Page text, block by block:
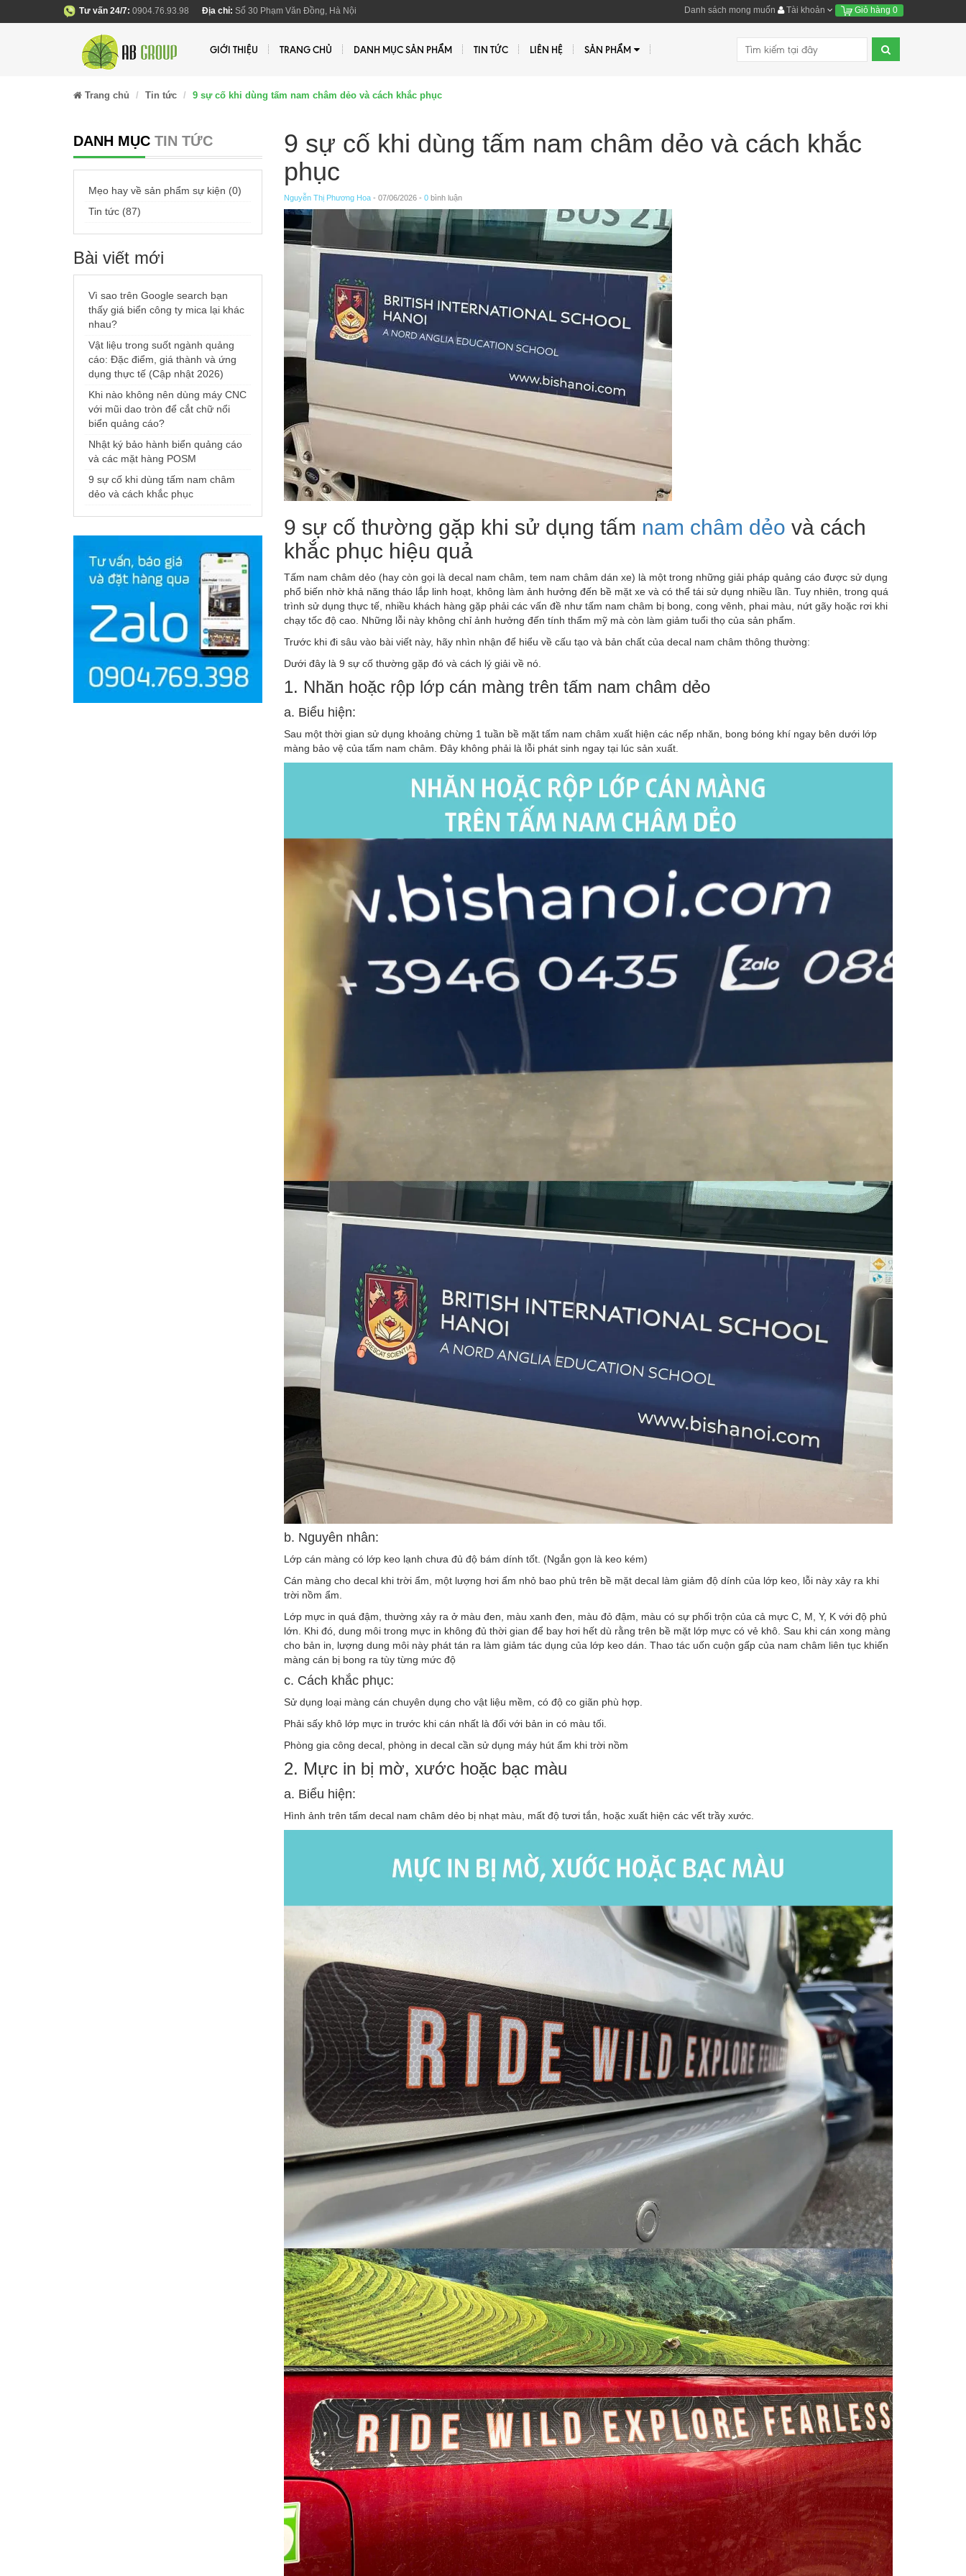
Tư vấn 24/7: 0904.76.93.98 Địa chỉ: Số 30 Phạm Văn Đồng, Hà Nội Danh sách mong muốn Tài khoản Giỏ hàng 0
GIỚI THIỆU TRANG CHỦ DANH MỤC SẢN PHẨM TIN TỨC LIÊN HỆ SẢN PHẨM
Trang chủ Tin tức 9 sự cố khi dùng tấm nam châm dẻo và cách khắc phục
DANH MỤC TIN TỨC
Mẹo hay về sản phẩm sự kiện (0)
Tin tức (87)
Bài viết mới
Vì sao trên Google search bạn
thấy giá biển công ty mica lại khác
nhau?
Vật liệu trong suốt ngành quảng
cáo: Đặc điểm, giá thành và ứng
dụng thực tế (Cập nhật 2026)
Khi nào không nên dùng máy CNC
với mũi dao tròn để cắt chữ nổi
biển quảng cáo?
Nhật ký bảo hành biển quảng cáo
và các mặt hàng POSM
9 sự cố khi dùng tấm nam châm
dẻo và cách khắc phục
9 sự cố khi dùng tấm nam châm dẻo và cách khắc
phục
Nguyễn Thị Phương Hoa- 07/06/2026 - 0bình luận
9 sự cố thường gặp khi sử dụng tấm nam châm dẻo và cách
khắc phục hiệu quả
Tấm nam châm dẻo (hay còn gọi là decal nam châm, tem nam châm dán xe) là một trong những giải pháp quảng cáo được sử dụng
phổ biến nhờ khả năng tháo lắp linh hoạt, không làm ảnh hưởng đến bề mặt xe và có thể tái sử dụng nhiều lần. Tuy nhiên, trong quá
trình sử dụng thực tế, nhiều khách hàng gặp phải các vấn đề như tấm nam châm bị bong, cong vênh, phai màu, nứt gãy hoặc rơi khi
chạy tốc độ cao. Những lỗi này không chỉ ảnh hưởng đến tính thẩm mỹ mà còn làm giảm tuổi thọ của sản phẩm.
Trước khi đi sâu vào bài viết này, hãy nhìn nhận để hiểu về cấu tạo và bản chất của decal nam châm thông thường:
Dưới đây là 9 sự cố thường gặp đó và cách lý giải về nó.
1. Nhăn hoặc rộp lớp cán màng trên tấm nam châm dẻo
a. Biểu hiện:
Sau một thời gian sử dụng khoảng chừng 1 tuần bề mặt tấm nam châm xuất hiện các nếp nhăn, bong bóng khí ngay bên dưới lớp
màng bảo vệ của tấm nam châm. Đây không phải là lỗi phát sinh ngay tại lúc sản xuất.
b. Nguyên nhân:
Lớp cán màng có lớp keo lạnh chưa đủ độ bám dính tốt. (Ngắn gọn là keo kém)
Cán màng cho decal khi trời ẩm, một lượng hơi ẩm nhỏ bao phủ trên bề mặt decal làm giảm độ dính của lớp keo, lỗi này xảy ra khi
trời nồm ẩm.
Lớp mực in quá đậm, thường xảy ra ở màu đen, màu xanh đen, màu đỏ đậm, màu có sự phối trộn của cả mực C, M, Y, K với độ phủ
lớn. Khi đó, dung môi trong mực in không đủ thời gian để bay hơi hết dù rằng trên bề mặt lớp mực có vẻ khô. Sau khi cán xong màng
cho bản in, lượng dung môi này phát tán ra làm giảm tác dụng của lớp keo dán. Thao tác uốn cuộn gấp của nam châm liên tục khiến
màng cán bị bong ra tùy từng mức độ
c. Cách khắc phục:
Sử dụng loại màng cán chuyên dụng cho vật liệu mềm, có độ co giãn phù hợp.
Phải sấy khô lớp mực in trước khi cán nhất là đối với bản in có màu tối.
Phòng gia công decal, phòng in decal cần sử dụng máy hút ẩm khi trời nồm
2. Mực in bị mờ, xước hoặc bạc màu
a. Biểu hiện:
Hình ảnh trên tấm decal nam châm dẻo bị nhạt màu, mất độ tươi tắn, hoặc xuất hiện các vết trầy xước.